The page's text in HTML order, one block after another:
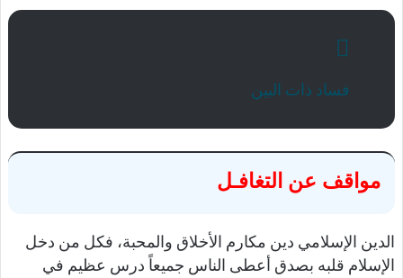
فساد ذات البين
مواقف عن التغافـل
الدين الإسلامي دين مكارم الأخلاق والمحبة، فكل من دخل
الإسلام قلبه بصدق أعطى الناس جميعاً درس عظيم في